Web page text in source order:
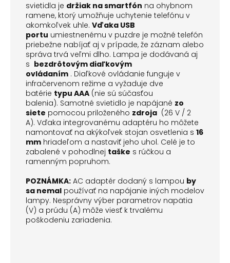
svietidla je držiak na smartfón na ohybnom
ramene, ktorý umožňuje uchytenie telefónu v
akomkoľvek uhle. Vďaka USB
portu umiestnenému v puzdre je možné telefón
priebežne nabíjať aj v prípade, že záznam alebo
správa trvá veľmi dlho. Lampa je dodávaná aj
s bezdrôtovým diaľkovým
ovládaním . Diaľkové ovládanie funguje v
infračervenom režime a vyžaduje dve
batérie typu AAA (nie sú súčasťou
balenia). Samotné svietidlo je napájané zo
siete pomocou priloženého zdroja (26 V / 2
A). Vďaka integrovanému adaptéru ho môžete
namontovať na akýkoľvek stojan osvetlenia s 16
mm hriadeľom a nastaviť jeho uhol. Celé je to
zabalené v pohodlnej taške s rúčkou a
ramenným popruhom.
POZNÁMKA: AC adaptér dodaný s lampou by
sa nemal používať na napájanie iných modelov
lampy. Nesprávny výber parametrov napätia
(V) a prúdu (A) môže viesť k trvalému
poškodeniu zariadenia.